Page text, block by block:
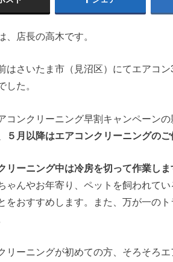
、店長の高木です。
はさいたま市（見沼区）にてエアコ
した。
コンクリーニング早割キャンペーン
５月以降はエアコンクリーニングのご
リーニング中は冷房を切って作業し
ゃんやお年寄り、ペットを飼われて
をおすすめします。また、万が一の
リーニングが初めての方、そろそろ